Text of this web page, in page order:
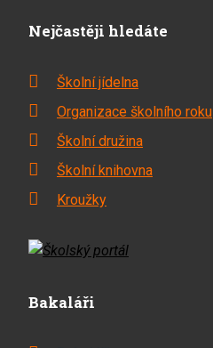
Nejčastěji hledáte
Školní jídelna
Organizace školního roku
Školní družina
Školní knihovna
Kroužky
Bakaláři